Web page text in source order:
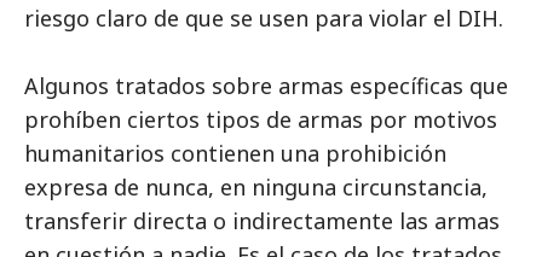
riesgo claro de que se usen para violar el DIH.
Algunos tratados sobre armas específicas que
prohíben ciertos tipos de armas por motivos
humanitarios contienen una prohibición
expresa de nunca, en ninguna circunstancia,
transferir directa o indirectamente las armas